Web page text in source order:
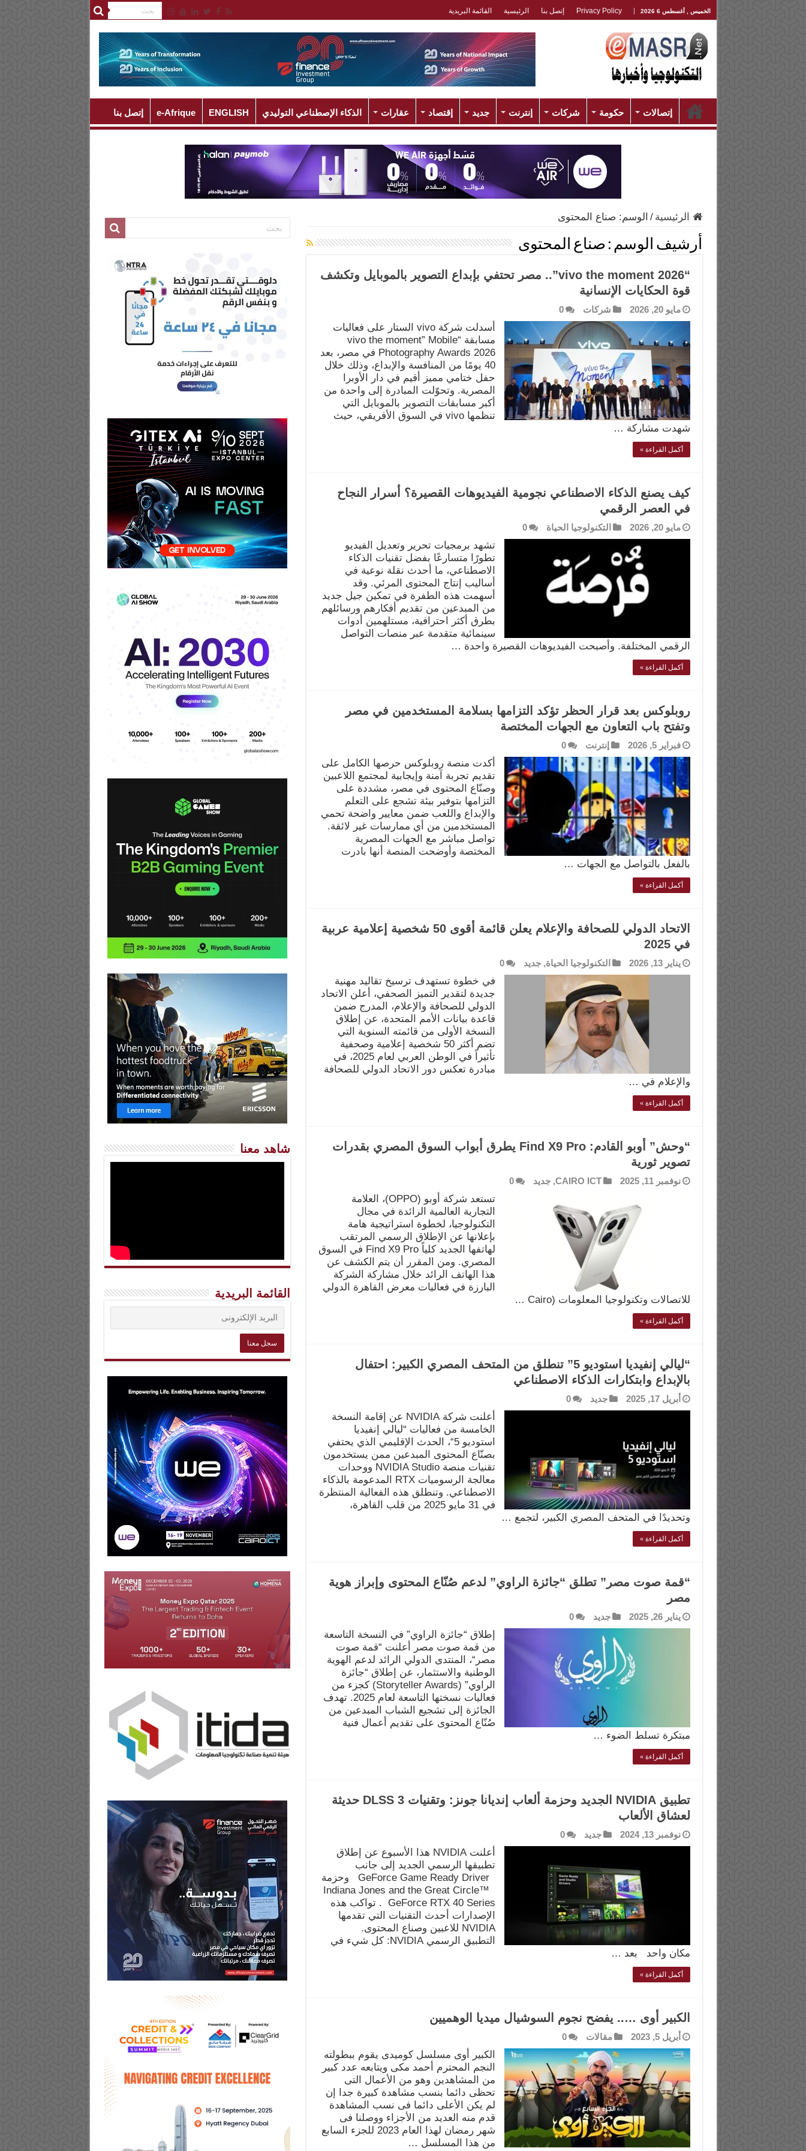
الخميس , أغسطس 6 2026 Privacy Policy إتصل بنا الرئيسية القائمة البريدية
إتصالات حكومة شركات إنترنت جديد إقتصاد عقارات الذكاء الإصطناعي التوليدي ENGLISH
e-Afrique إتصل بنا
الرئيسية / الوسم:صناع المحتوى
أرشيف الوسم : صناع المحتوى
“vivo the moment 2026”.. مصر تحتفي بإبداع التصوير بالموبايل وتكشف
قوة الحكايات الإنسانية
مايو 20, 2026 شركات 0
أسدلت شركة vivo الستار على فعاليات
مسابقة “vivo the moment” Mobile
Photography Awards 2026 في مصر، بعد
40 يومًا من المنافسة والإبداع، وذلك خلال
حفل ختامي مميز أقيم في دار الأوبرا
المصرية. وتحوّلت المبادرة إلى واحدة من
أكبر مسابقات التصوير بالموبايل التي
تنظمها vivo في السوق الأفريقي، حيث
شهدت مشاركة …
أكمل القراءة »
كيف يصنع الذكاء الاصطناعي نجومية الفيديوهات القصيرة؟ أسرار النجاح
في العصر الرقمي
مايو 20, 2026 التكنولوجيا الحياة 0
تشهد برمجيات تحرير وتعديل الفيديو
تطورًا متسارعًا بفضل تقنيات الذكاء
الاصطناعي، ما أحدث نقلة نوعية في
أساليب إنتاج المحتوى المرئي. وقد
أسهمت هذه الطفرة في تمكين جيل جديد
من المبدعين من تقديم أفكارهم ورسائلهم
بطرق أكثر احترافية، مستلهمين أدوات
سينمائية متقدمة عبر منصات التواصل
الرقمي المختلفة. وأصبحت الفيديوهات القصيرة واحدة …
أكمل القراءة »
روبلوكس بعد قرار الحظر تؤكد التزامها بسلامة المستخدمين في مصر
وتفتح باب التعاون مع الجهات المختصة
فبراير 5, 2026 إنترنت 0
أكدت منصة روبلوكس حرصها الكامل على
تقديم تجربة آمنة وإيجابية لمجتمع اللاعبين
وصنّاع المحتوى في مصر، مشددة على
التزامها بتوفير بيئة تشجع على التعلم
والإبداع واللعب ضمن معايير واضحة تحمي
المستخدمين من أي ممارسات غير لائقة.
تواصل مباشر مع الجهات المصرية
المختصة وأوضحت المنصة أنها بادرت
بالفعل بالتواصل مع الجهات …
أكمل القراءة »
الاتحاد الدولي للصحافة والإعلام يعلن قائمة أقوى 50 شخصية إعلامية عربية
في 2025
يناير 13, 2026 التكنولوجيا الحياة,جديد 0
في خطوة تستهدف ترسيخ تقاليد مهنية
جديدة لتقدير التميز الصحفي، أعلن الاتحاد
الدولي للصحافة والإعلام، المدرج ضمن
قاعدة بيانات الأمم المتحدة، عن إطلاق
النسخة الأولى من قائمته السنوية التي
تضم أكثر 50 شخصية إعلامية وصحفية
تأثيراً في الوطن العربي لعام 2025، في
مبادرة تعكس دور الاتحاد الدولي للصحافة
والإعلام في …
أكمل القراءة »
“وحش” أوبو القادم: Find X9 Pro يطرق أبواب السوق المصري بقدرات
تصوير ثورية
نوفمبر 11, 2025 CAIRO ICT
,جديد 0
تستعد شركة أوبو (OPPO)، العلامة
التجارية العالمية الرائدة في مجال
التكنولوجيا، لخطوة استراتيجية هامة
بإعلانها عن الإطلاق الرسمي المرتقب
لهاتفها الجديد كلياً Find X9 Pro في السوق
المصري. ومن المقرر أن يتم الكشف عن
هذا الهاتف الرائد خلال مشاركة الشركة
البارزة في فعاليات معرض القاهرة الدولي
للاتصالات وتكنولوجيا المعلومات (Cairo …
أكمل القراءة »
“ليالي إنفيديا استوديو 5” تنطلق من المتحف المصري الكبير: احتفال
بالإبداع وابتكارات الذكاء الاصطناعي
أبريل 17, 2025 جديد 0
أعلنت شركة NVIDIA عن إقامة النسخة
الخامسة من فعاليات “ليالي إنفيديا
استوديو 5“، الحدث الإقليمي الذي يحتفي
بصنّاع المحتوى المبدعين ممن يستخدمون
تقنيات منصة NVIDIA Studio ووحدات
معالجة الرسوميات RTX المدعومة بالذكاء
الاصطناعي. وتنطلق هذه الفعالية المنتظرة
في 31 مايو 2025 من قلب القاهرة،
وتحديدًا في المتحف المصري الكبير، لتجمع …
أكمل القراءة »
“قمة صوت مصر” تطلق “جائزة الراوي” لدعم صُنّاع المحتوى وإبراز هوية
مصر
يناير 26, 2025 جديد 0
إطلاق “جائزة الراوي” في النسخة التاسعة
من قمة صوت مصر أعلنت “قمة صوت
مصر“، المنتدى الدولي الرائد لدعم الهوية
الوطنية والاستثمار، عن إطلاق “جائزة
الراوي” (Storyteller Awards) كجزء من
فعاليات نسختها التاسعة لعام 2025. تهدف
الجائزة إلى تشجيع الشباب المبدعين من
صُنّاع المحتوى على تقديم أعمال فنية
مبتكرة تسلط الضوء …
أكمل القراءة »
تطبيق NVIDIA الجديد وحزمة ألعاب إنديانا جونز: وتقنيات DLSS 3 حديثة
لعشاق الألعاب
نوفمبر 13, 2024 جديد 0
أعلنت NVIDIA هذا الأسبوع عن إطلاق
تطبيقها الرسمي الجديد إلى جانب
GeForce Game Ready Driver وحزمة
Indiana Jones and the Great Circle™️
GeForce RTX 40 Series . تواكب هذه
الإصدارات أحدث التقنيات التي تقدمها
NVIDIA للاعبين وصناع المحتوى.
التطبيق الرسمي NVIDIA: كل شيء في
مكان واحد بعد …
أكمل القراءة »
الكبير أوى ….. يفضح نجوم السوشيال ميديا الوهميين
أبريل 5, 2023 مقالات 0
الكبير أوى مسلسل كوميدى يقوم ببطولته
النجم المحترم أحمد مكى ويتابعه عدد كبير
من المشاهدين وهو من الأعمال التى
تحظى دائما بنسب مشاهدة كبيرة جدا إن
لم يكن الأعلى دائما فى نسب المشاهدة
قدم منه العديد من الأجزاء ووصلنا فى
شهر رمضان لهذا العام 2023 للجزء السابع
من هذا المسلسل …
شاهد معنا
القائمة البريدية